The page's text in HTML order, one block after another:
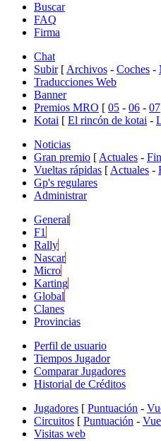
Buscar
FAQ
Firma
Chat
Subir [ Archivos - Coches -
Traducciones Web
Banner
Premios MRO [ 05 - 06 - 07
Kotai [ El rincón de kotai -
Noticias
Gran premio [ Actuales -
Vueltas rápidas [ Actuales -
Gp's regulares
Administrar
General
F1
Rally
Nascar
Micro
Karting
Global
Clanes
Provincias
Perfil de usuario
Tiempos Jugador
Comparar Jugadores
Historial de Créditos
Jugadores [ Puntuación -
Circuitos [ Puntuación -
Visitas web